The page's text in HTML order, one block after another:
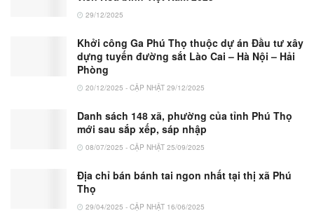
29/12/2025
Khởi công Ga Phú Thọ thuộc dự án Đầu tư xây
dựng tuyến đường sắt Lào Cai – Hà Nội – Hải
Phòng
20/12/2025 - CẬP NHẬT 29/12/2025
Danh sách 148 xã, phường của tỉnh Phú Thọ
mới sau sắp xếp, sáp nhập
08/07/2025 - CẬP NHẬT 25/09/2025
Địa chỉ bán bánh tai ngon nhất tại thị xã Phú
Thọ
29/04/2025 - CẬP NHẬT 16/06/2025